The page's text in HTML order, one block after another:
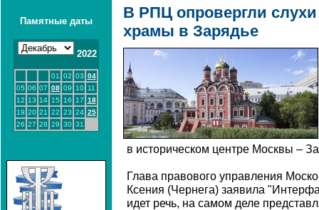
Памятные даты
2022
01 02 03 04
05 06 07 08 09 10
11
12 13 14 15 16 17 18
19 20 21 22 23 24 25
26 27 28 29 30 31
В РПЦ опровергли
храмы в Зарядье
в историческом центре Москвы –
Глава правового управления
Ксения (Чернега) заявила
идет речь, на самом деле